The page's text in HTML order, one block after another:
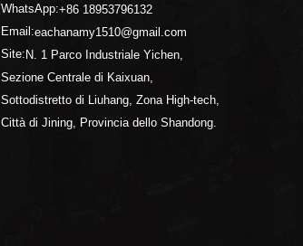
WhatsApp:+86 18953796132
Email:eachanamy1510@gmail.com
Site:N. 1 Parco Industriale Yichen,
Sezione Centrale di Kaixuan,
Sottodistretto di Liuhang, Zona High-tech,
Città di Jining, Provincia dello Shandong.